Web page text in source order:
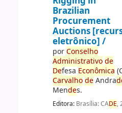
Brazilian
Procurement
Auctions
eletrônico] /
porConselho
Administrativo de
Defesa Econômica
Carvalho deAndra
Mendes.
Editora: Brasília: CADE,